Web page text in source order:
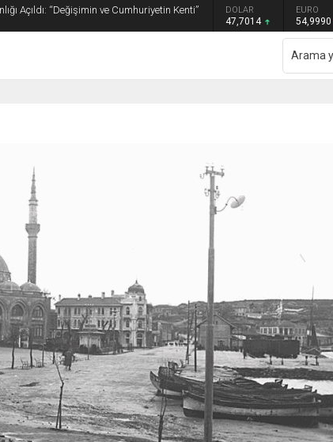
Açıldı: “Değişimin ve Cumhuriyetin Kenti”
GRAM ALTIN DOLAR
47,7014
EURO
54,9990